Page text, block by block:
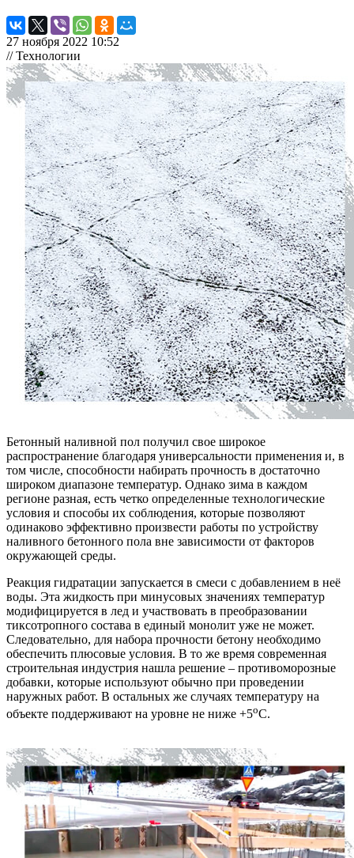
27 ноября 2022 10:52
// Технологии
Бетонный наливной пол получил свое широкое
распространение благодаря универсальности применения и, в
том числе, способности набирать прочность в достаточно
широком диапазоне температур. Однако зима в каждом
регионе разная, есть четко определенные технологические
условия и способы их соблюдения, которые позволяют
одинаково эффективно произвести работы по устройству
наливного бетонного пола вне зависимости от факторов
окружающей среды.
Реакция гидратации запускается в смеси с добавлением в неё
воды. Эта жидкость при минусовых значениях температур
модифицируется в лед и участвовать в преобразовании
тиксотропного состава в единый монолит уже не может.
Следовательно, для набора прочности бетону необходимо
обеспечить плюсовые условия. В то же время современная
строительная индустрия нашла решение – противоморозные
добавки, которые используют обычно при проведении
наружных работ. В остальных же случаях температуру на
объекте поддерживают на уровне не ниже +5оС.